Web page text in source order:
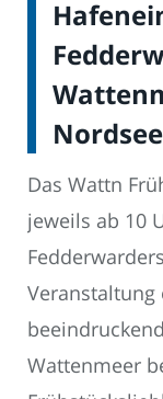
Das Wattn
jeweils ab 10
Wattenmeer